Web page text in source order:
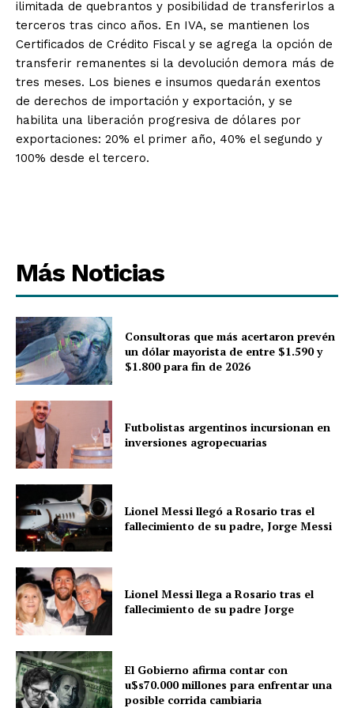
ilimitada de quebrantos y posibilidad de transferirlos a
terceros tras cinco años. En IVA, se mantienen los
Certificados de Crédito Fiscal y se agrega la opción de
transferir remanentes si la devolución demora más de
tres meses. Los bienes e insumos quedarán exentos
de derechos de importación y exportación, y se
habilita una liberación progresiva de dólares por
exportaciones: 20% el primer año, 40% el segundo y
100% desde el tercero.
Más Noticias
Consultoras que más acertaron prevén
un dólar mayorista de entre $1.590 y
$1.800 para fin de 2026
Futbolistas argentinos incursionan en
inversiones agropecuarias
Lionel Messi llegó a Rosario tras el
fallecimiento de su padre, Jorge Messi
Lionel Messi llega a Rosario tras el
fallecimiento de su padre Jorge
El Gobierno afirma contar con
u$s70.000 millones para enfrentar una
posible corrida cambiaria